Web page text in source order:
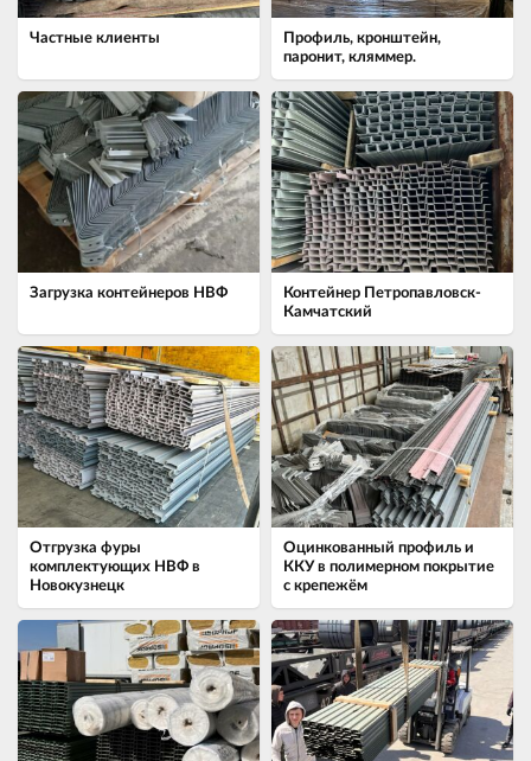
Частные клиенты
Профиль, кронштейн,
паронит, кляммер.
Загрузка контейнеров НВФ
Контейнер Петропавловск-
Камчатский
Отгрузка фуры
комплектующих НВФ в
Новокузнецк
Оцинкованный профиль и
ККУ в полимерном покрытие
с крепежём